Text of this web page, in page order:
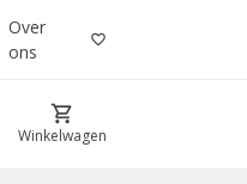
Over
ons
favorite_border
shopping_cart
Winkelwagen